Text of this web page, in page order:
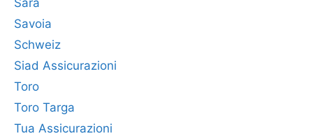
Sara
Savoia
Schweiz
Siad Assicurazioni
Toro
Toro Targa
Tua Assicurazioni